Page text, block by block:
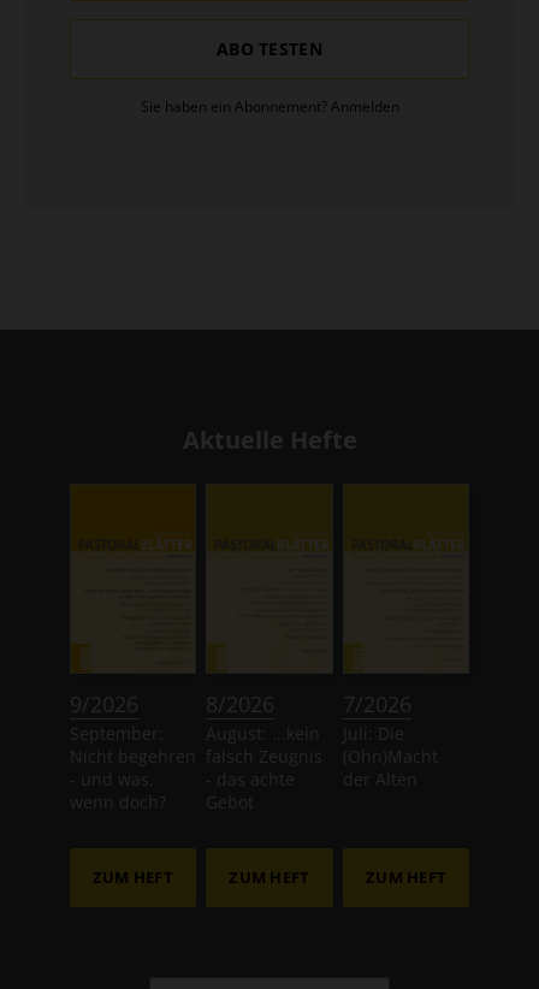
ABO TESTEN
Sie haben ein Abonnement? Anmelden
Aktuelle Hefte
9/2026
September:
Nicht begehren
- und was,
wenn doch?
ZUM HEFT
8/2026
August: ...kein
falsch Zeugnis
- das achte
Gebot
ZUM HEFT
7/2026
Juli: Die
(Ohn)Macht
der Alten
ZUM HEFT